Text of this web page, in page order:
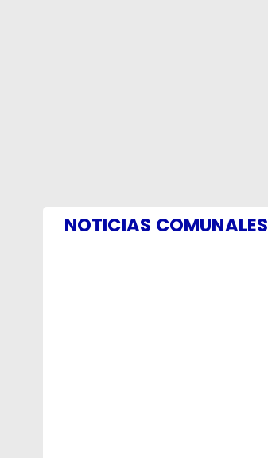
NOTICIAS COMUNALES